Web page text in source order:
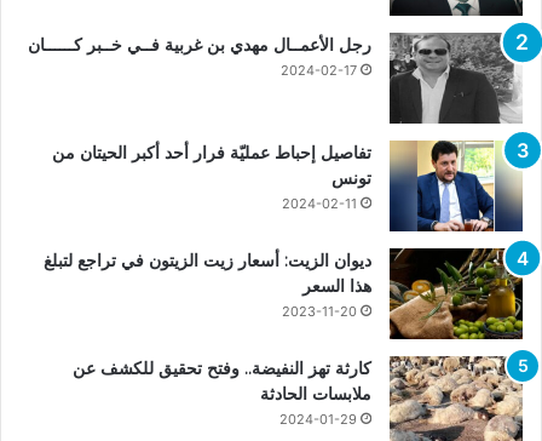
رجل الأعمــال مهدي بن غربية فــي خــبر كــــــان
2024-02-17
تفاصيل إحباط عمليّة فرار أحد أكبر الحيتان من
تونس
2024-02-11
ديوان الزيت: أسعار زيت الزيتون في تراجع لتبلغ
هذا السعر
2023-11-20
كارثة تهز النفيضة.. وفتح تحقيق للكشف عن
ملابسات الحادثة
2024-01-29